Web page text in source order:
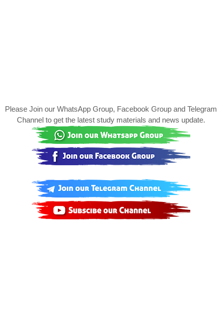
Please Join our WhatsApp Group, Facebook Group and Telegram
Channel to get the latest study materials and news update.